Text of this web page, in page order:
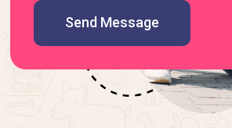
Send Message